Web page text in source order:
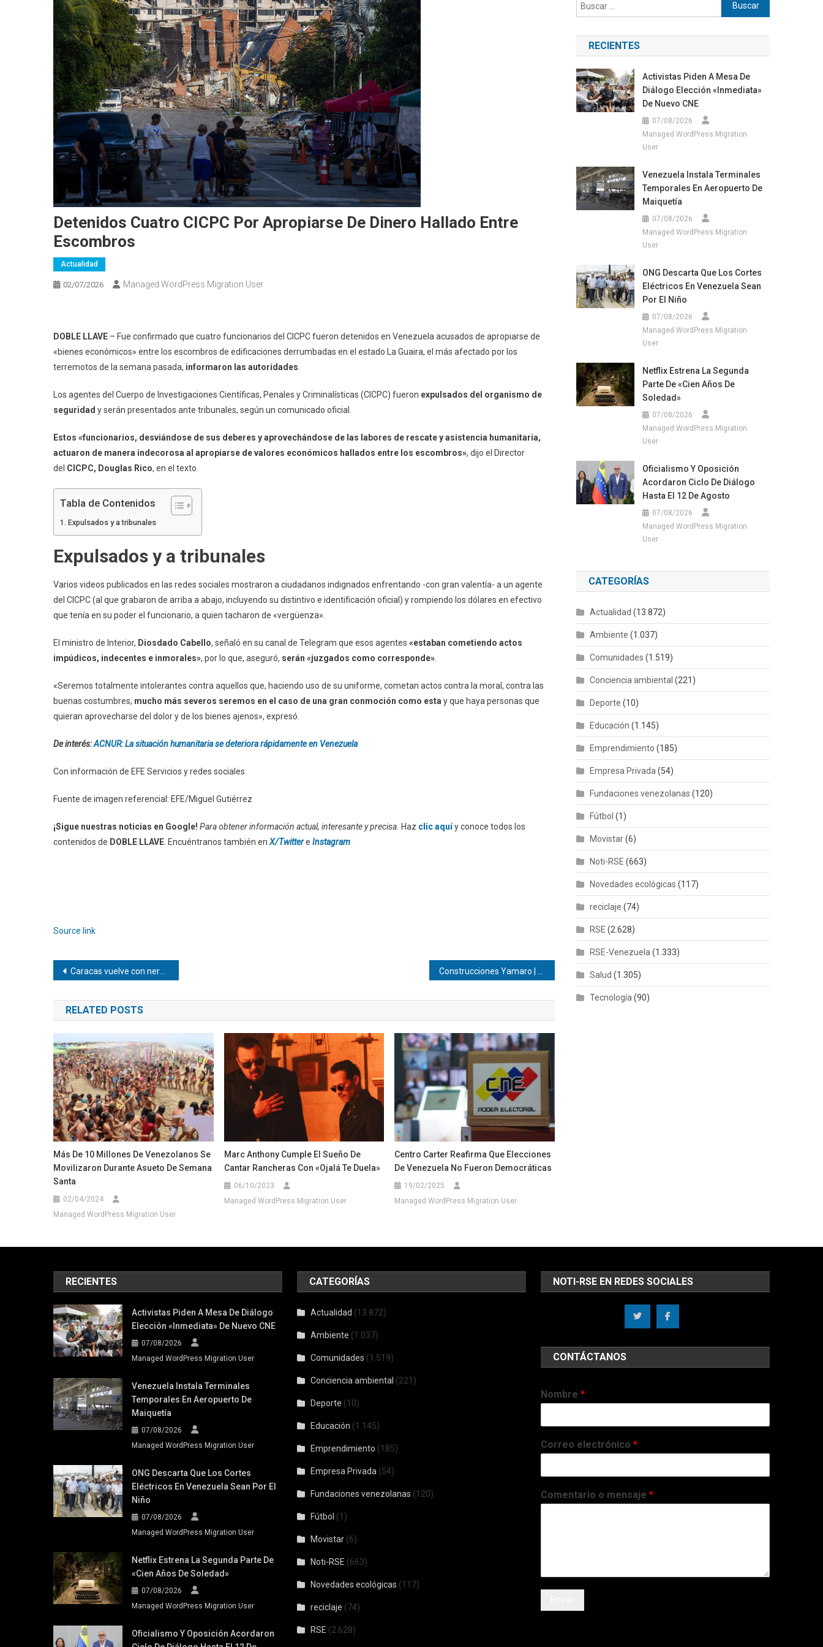
Detenidos Cuatro CICPC Por Apropiarse De Dinero Hallado Entre
Escombros
Actualidad
02/07/2026 Managed WordPress Migration User
DOBLE LLAVE – Fue confirmado que cuatro funcionarios del CICPC fueron detenidos en Venezuela acusados de apropiarse de
«bienes económicos» entre los escombros de edificaciones derrumbadas en el estado La Guaira, el más afectado por los
terremotos de la semana pasada, informaron las autoridades
Los agentes del Cuerpo de Investigaciones Científicas, Penales y Criminalísticas (CICPC) fueron expulsados del organismo de
seguridad y serán presentados ante tribunales, según un comunicado oficial.
Estos «funcionarios, desviándose de sus deberes y aprovechándose de las labores de rescate y asistencia humanitaria,
actuaron de manera indecorosa al apropiarse de valores económicos hallados entre los escombros», dijo el Director
del CICPC, Douglas Rico, en el texto.
Tabla de Contenidos
Expulsados y a tribunales
Expulsados y a tribunales
Varios videos publicados en las redes sociales mostraron a ciudadanos indignados enfrentando -con gran valentía- a un agente
del CICPC (al que grabaron de arriba a abajo, incluyendo su distintivo e identificación oficial) y rompiendo los dólares en efectivo
que tenía en su poder el funcionario, a quien tacharon de «vergüenza».
El ministro de Interior, Diosdado Cabello, señaló en su canal de Telegram que esos agentes «estaban cometiendo actos
impúdicos, indecentes e inmorales», por lo que, aseguró, serán «juzgados como corresponde»
«Seremos totalmente intolerantes contra aquellos que, haciendo uso de su uniforme, cometan actos contra la moral, contra las
buenas costumbres, mucho más severos seremos en el caso de una gran conmoción como esta y que haya personas que
quieran aprovecharse del dolor y de los bienes ajenos», expresó.
De interés:ACNUR: La situación humanitaria se deteriora rápidamente en Venezuela
Con información de EFE Servicios y redes sociales
Fuente de imagen referencial: EFE/Miguel Gutiérrez
¡Sigue nuestras noticias en Google! Para obtener información actual, interesante y precisa. Haz clic aquíy conoce todos los
contenidos de DOBLE LLAVE . Encuéntranos también en X/Twittere Instagram
Source link
Navegación
de
entradas
Caracas vuelve con nerviosismo a la cotidianidad después del doble terremoto
RELATED POSTS
Más De 10 Millones De Venezolanos Se
Movilizaron Durante Asueto De Semana
Santa
02/04/2024
Managed WordPress Migration User
Marc Anthony Cumple El Sueño De
Cantar Rancheras Con «Ojalá Te Duela»
06/10/2023
Managed WordPress Migration User
Centro Carter Reafirma Que Elecciones
De Venezuela No Fueron Democráticas
19/02/2025
Managed WordPress Migration User
RECIENTES
Activistas Piden A Mesa De
Diálogo Elección «inmediata»
De Nuevo CNE
07/08/2026
Managed WordPress Migration
User
Venezuela Instala Terminales
Temporales En Aeropuerto De
Maiquetía
07/08/2026
Managed WordPress Migration
User
ONG Descarta Que Los Cortes
Eléctricos En Venezuela Sean
Por El Niño
07/08/2026
Managed WordPress Migration
User
Netflix Estrena La Segunda
Parte De «Cien Años De
Soledad»
07/08/2026
Managed WordPress Migration
User
Oficialismo Y Oposición
Acordaron Ciclo De Diálogo
Hasta El 12 De Agosto
07/08/2026
Managed WordPress Migration
User
CATEGORÍAS
Actualidad (13.872)
Ambiente (1.037)
Comunidades (1.519)
Conciencia ambiental (221)
Deporte (10)
Educación (1.145)
Emprendimiento (185)
Empresa Privada (54)
Fundaciones venezolanas (120)
Fútbol (1)
Movistar(6)
Noti-RSE (663)
Novedades ecológicas (117)
reciclaje (74)
RSE (2.628)
RSE-Venezuela (1.333)
Salud (1.305)
Tecnología (90)
RECIENTES
Activistas Piden A Mesa De Diálogo
Elección «inmediata» De Nuevo CNE
07/08/2026
Managed WordPress Migration User
Venezuela Instala Terminales
Temporales En Aeropuerto De
Maiquetía
07/08/2026
Managed WordPress Migration User
ONG Descarta Que Los Cortes
Eléctricos En Venezuela Sean Por El
Niño
07/08/2026
Managed WordPress Migration User
Netflix Estrena La Segunda Parte De
«Cien Años De Soledad»
07/08/2026
Managed WordPress Migration User
Oficialismo Y Oposición Acordaron
CATEGORÍAS
Actualidad (13.872)
Ambiente (1.037)
Comunidades (1.519)
Conciencia ambiental (221)
Deporte (10)
Educación (1.145)
Emprendimiento (185)
Empresa Privada (54)
Fundaciones venezolanas (120)
Fútbol (1)
Movistar (6)
Noti-RSE (663)
Novedades ecológicas (117)
reciclaje (74)
RSE (2.628)
NOTI-RSE EN REDES SOCIALES
CONTÁCTANOS
Nombre *
Correo electrónico *
Comentario o mensaje *